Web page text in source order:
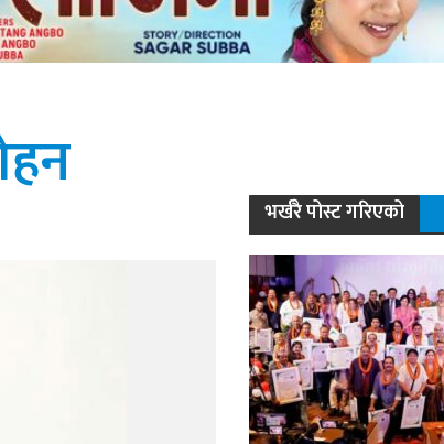
भर्खरै पोस्ट गरिएको